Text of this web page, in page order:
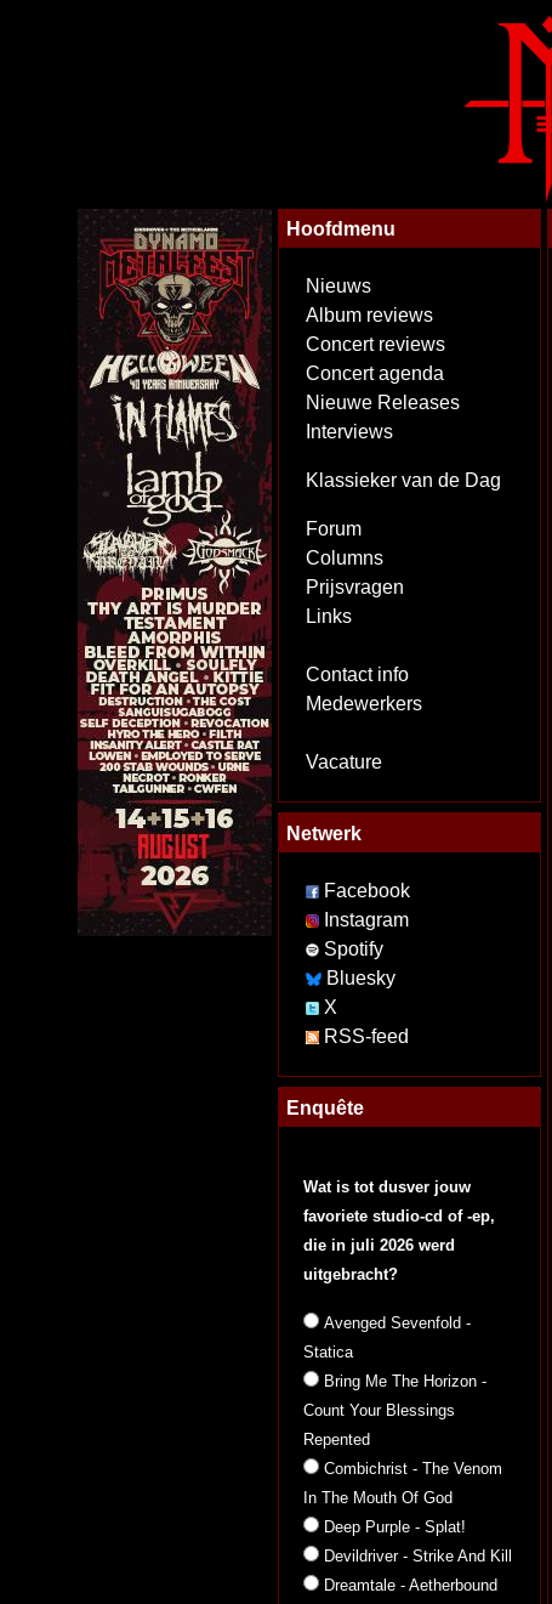
Hoofdmenu
Nieuws
Album reviews
Concert reviews
Concert agenda
Nieuwe Releases
Interviews
Klassieker van de Dag
Forum
Columns
Prijsvragen
Links
Contact info
Medewerkers
Vacature
Netwerk
Facebook
Instagram
Spotify
Bluesky
X
RSS-feed
Enquête
Wat is tot dusver jouw
favoriete studio-cd of -ep,
die in juli 2026 werd
uitgebracht?
Avenged Sevenfold -
Statica
Bring Me The Horizon -
Count Your Blessings
Repented
Combichrist - The Venom
In The Mouth Of God
Deep Purple - Splat!
Devildriver - Strike And Kill
Dreamtale - Aetherbound